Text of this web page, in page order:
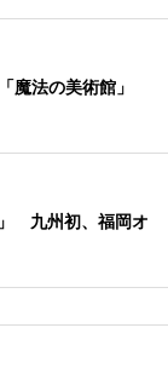
魔法の美術館」
九州初、福岡オ